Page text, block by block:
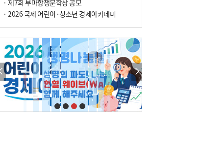
꺾일 듯
외국인 선원 ‘인신매매 경유지’ 된 부산…
우려가 현실로
10 르노 못 타는 부산시장…관용차 규정에 막
힌 지역기업 응원
· 제7회 부마항쟁문학상 공모
· 2026 국제 어린이·청소년 경제아카데미